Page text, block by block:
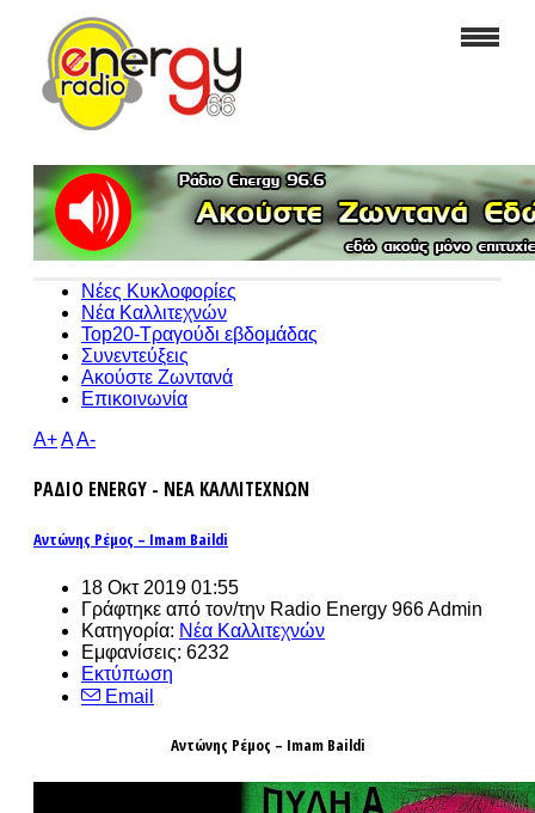
Νέες Κυκλοφορίες
Νέα Καλλιτεχνών
Top20-Τραγούδι εβδομάδας
Συνεντεύξεις
Ακούστε Ζωντανά
Επικοινωνία
A+AA-
ΡΑΔΙΟ ENERGY - ΝΕΑ ΚΑΛΛΙΤΕΧΝΩΝ
Αντώνης Ρέμος – Imam Baildi
18 Οκτ 2019 01:55
Γράφτηκε από τον/την Radio Energy 966 Admin
Κατηγορία: Νέα Καλλιτεχνών
Εμφανίσεις: 6232
Εκτύπωση
Email
Αντώνης Ρέμος – Imam Baildi